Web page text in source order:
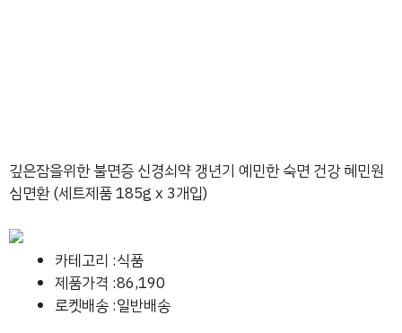
깊은잠을위한 불면증 신경쇠약 갱년기 예민한 숙면 건강 혜민원
심면환 (세트제품 185g x 3개입)
카테고리 :식품
제품가격 :86,190
로켓배송 :일반배송